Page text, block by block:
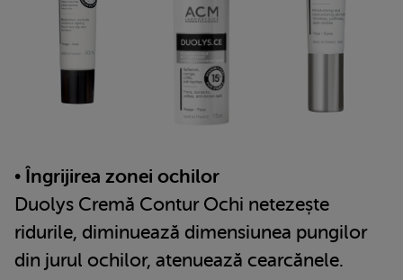
• Îngrijirea zonei ochilor
Duolys Cremă Contur Ochi netezește
ridurile, diminuează dimensiunea pungilor
din jurul ochilor, atenuează cearcănele.